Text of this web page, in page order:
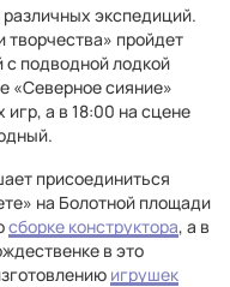
экспедиций.
творчества» пройдет
подводной лодкой
«Северное сияние»
игр, а в 18:00 на сцене
присоединиться
на Болотной площади
сборке конструктора, а в
в это
игрушек